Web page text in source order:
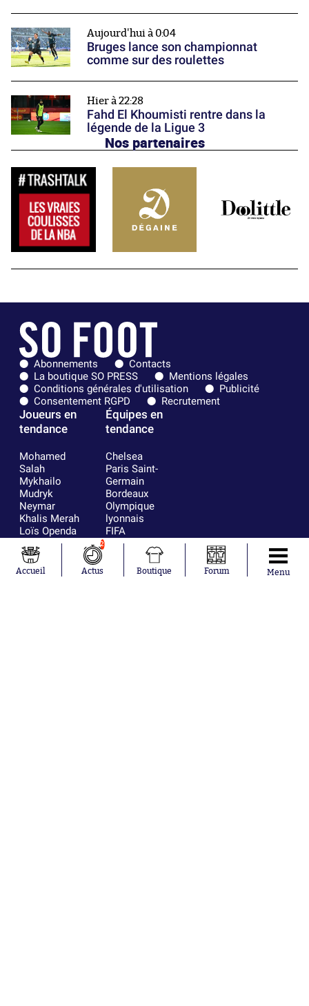
Aujourd'hui à 0:04
Bruges lance son championnat
comme sur des roulettes
Hier à 22:28
Fahd El Khoumisti rentre dans la
légende de la Ligue 3
Nos partenaires
Abonnements
Contacts
La boutique SO PRESS
Mentions légales
Conditions générales d'utilisation
Publicité
Consentement RGPD
Recrutement
Joueurs en
tendance
Mohamed
Salah
Mykhailo
Mudryk
Neymar
Khalis Merah
Loïs Openda
Niakhaté
Nicolás
Tagliafico
Équipes en
tendance
Chelsea
Paris Saint-
Germain
Bordeaux
Olympique
lyonnais
FIFA
Real Madrid
RC Strasbourg
AC Milan
France
Accueil
2
Actus Boutique Forum Menu